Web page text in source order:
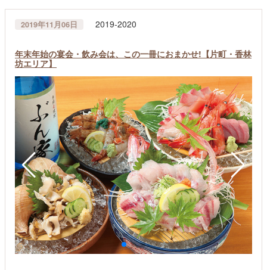
2019年11月06日 2019-2020
年末年始の宴会・飲み会は、この一冊におまかせ!【片町・香林
坊エリア】